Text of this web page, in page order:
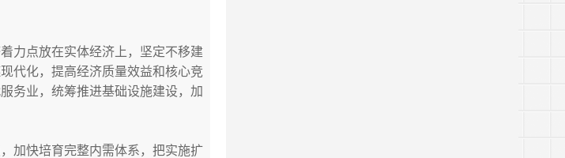
力点放在实体经济上，坚定不移建
代化，提高经济质量效益和核心竞
务业，统筹推进基础设施建设，加
加快培育完整内需体系，把实施扩